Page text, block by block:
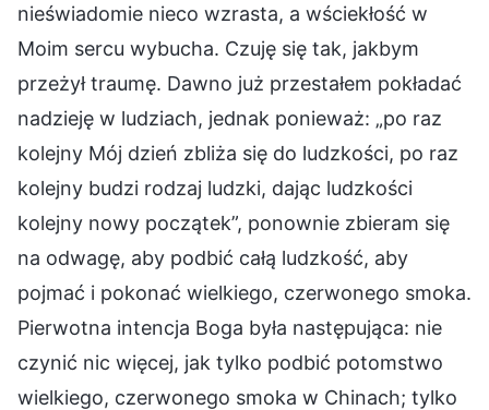
nieświadomie nieco wzrasta, a wściekłość w
Moim sercu wybucha. Czuję się tak, jakbym
przeżył traumę. Dawno już przestałem pokładać
nadzieję w ludziach, jednak ponieważ: „po raz
kolejny Mój dzień zbliża się do ludzkości, po raz
kolejny budzi rodzaj ludzki, dając ludzkości
kolejny nowy początek”, ponownie zbieram się
na odwagę, aby podbić całą ludzkość, aby
pojmać i pokonać wielkiego, czerwonego smoka.
Pierwotna intencja Boga była następująca: nie
czynić nic więcej, jak tylko podbić potomstwo
wielkiego, czerwonego smoka w Chinach; tylko